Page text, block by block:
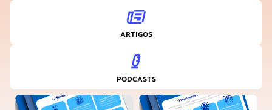
ARTIGOS
PODCASTS